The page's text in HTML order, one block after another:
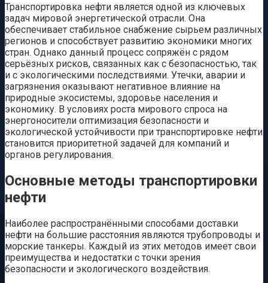
Транспортировка нефти является одной из ключевых
задач мировой энергетической отрасли. Она
обеспечивает стабильное снабжение сырьем различных
регионов и способствует развитию экономики многих
стран. Однако данный процесс сопряжён с рядом
серьёзных рисков, связанных как с безопасностью, так
и с экологическими последствиями. Утечки, аварии и
загрязнения оказывают негативное влияние на
природные экосистемы, здоровье населения и
экономику. В условиях роста мирового спроса на
энергоносители оптимизация безопасности и
экологической устойчивости при транспортировке нефти
становится приоритетной задачей для компаний и
органов регулирования.
Основные методы транспортировки
нефти
Наиболее распространёнными способами доставки
нефти на большие расстояния являются трубопроводы и
морские танкеры. Каждый из этих методов имеет свои
преимущества и недостатки с точки зрения
безопасности и экологического воздействия.